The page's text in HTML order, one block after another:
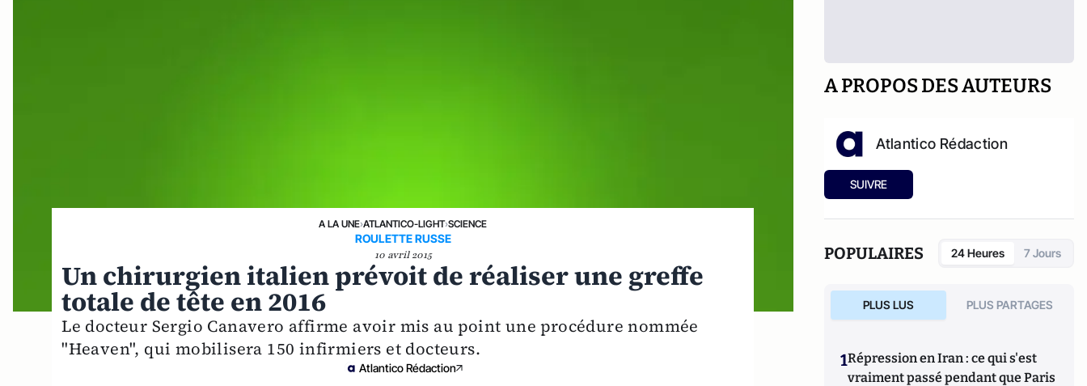
A LA UNE›ATLANTICO-LIGHT›SCIENCE
ROULETTE RUSSE
10 avril 2015
Un chirurgien italien prévoit de réaliser une greffe
totale de tête en 2016
Le docteur Sergio Canavero affirme avoir mis au point une procédure nommée
"Heaven", qui mobilisera 150 infirmiers et docteurs.
Atlantico Rédaction
A PROPOS DES AUTEURS
Atlantico Rédaction
SUIVRE
POPULAIRES 24 Heures 7 Jours
PLUS LUS PLUS PARTAGES
1Répression en Iran : ce qui s'est
vraiment passé pendant que Paris